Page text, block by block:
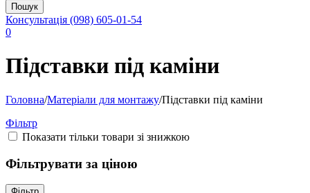
Консультація (098) 605-01-54
0
Підставки під каміни
Головна/Матеріали для монтажу/Підставки під каміни
Фільтр
Показати тільки товари зі знижкою
Фільтрувати за ціною
Мінімальна
Найбільша